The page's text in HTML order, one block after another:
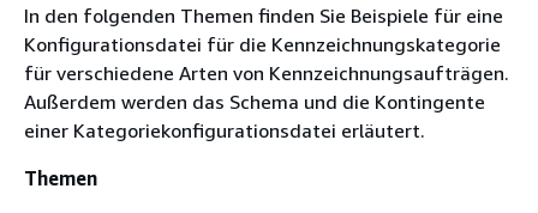
In den folgenden Themen finden Sie Beispiele für eine
Konfigurationsdatei für die Kennzeichnungskategorie
für verschiedene Arten von Kennzeichnungsaufträgen.
Außerdem werden das Schema und die Kontingente
einer Kategoriekonfigurationsdatei erläutert.
Themen